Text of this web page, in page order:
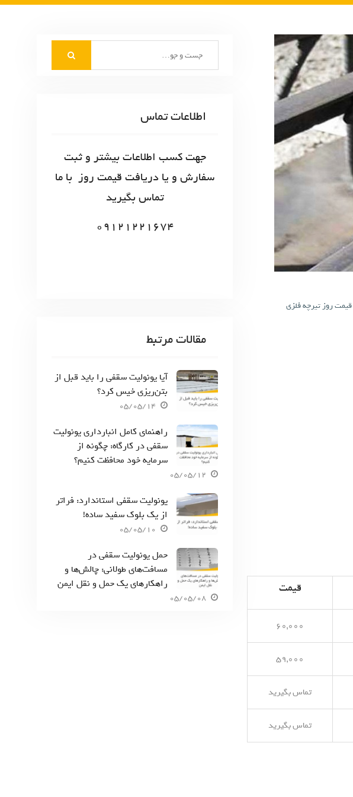
قیمت روز تیرچه فلزی
قیمت
۶۰,۰۰۰
۵۹,۰۰۰
تماس بگیرید
تماس بگیرید
اطلاعات تماس
جهت کسب اطلاعات بیشتر و ثبت
سفارش و یا دریافت قیمت روز با ما
تماس بگیرید
09121221674
مقالات مرتبط
آیا یونولیت سقفی را باید قبل از
بتن‌ریزی خیس کرد؟
05/05/14
راهنمای کامل انبارداری یونولیت
سقفی در کارگاه: چگونه از
سرمایه خود محافظت کنیم؟
05/05/12
یونولیت سقفی استاندارد: فراتر
از یک بلوک سفید ساده!
05/05/10
حمل یونولیت سقفی در
مسافت‌های طولانی: چالش‌ها و
راهکارهای یک حمل و نقل ایمن
05/05/08